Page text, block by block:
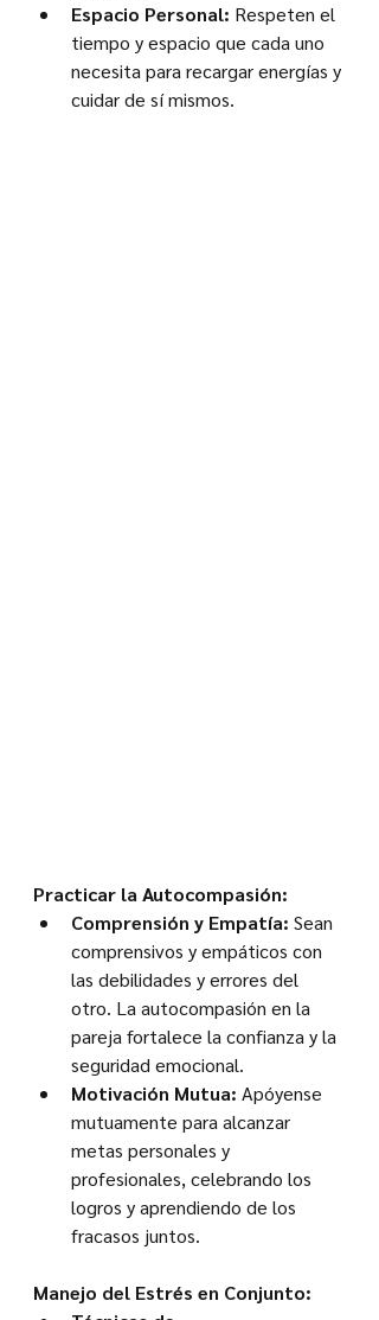
Espacio Personal: Respeten el
tiempo y espacio que cada uno
necesita para recargar energías y
cuidar de sí mismos.
Practicar la Autocompasión:
Comprensión y Empatía: Sean
comprensivos y empáticos con
las debilidades y errores del
otro. La autocompasión en la
pareja fortalece la confianza y la
seguridad emocional.
Motivación Mutua: Apóyense
mutuamente para alcanzar
metas personales y
profesionales, celebrando los
logros y aprendiendo de los
fracasos juntos.
Manejo del Estrés en Conjunto: